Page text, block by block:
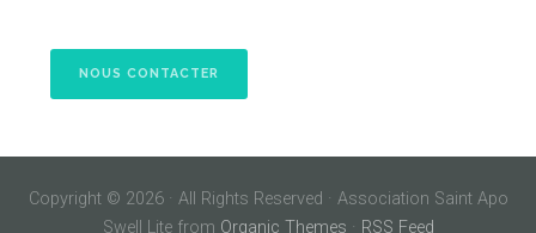
NOUS CONTACTER
Copyright © 2026 · All Rights Reserved · Association Saint Apo
Swell Lite from Organic Themes · RSS Feed